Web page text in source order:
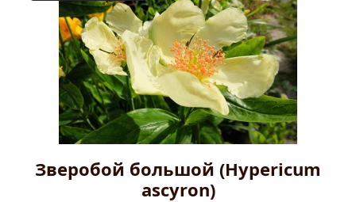
Зверобой большой (Hypericum
ascyron)